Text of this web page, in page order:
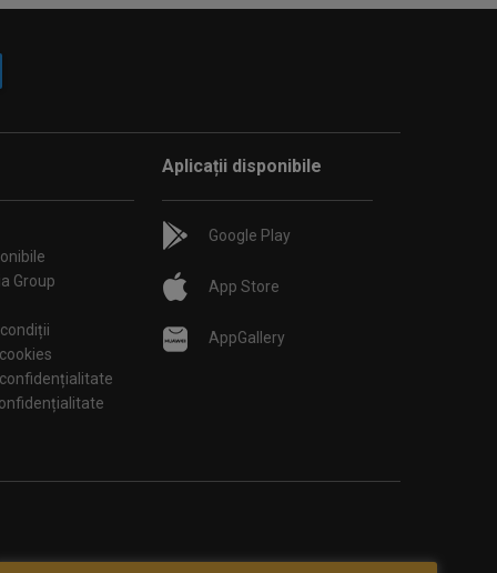
Group
de confidențialitate
Aplicații disponibile
Google Play
App Store
AppGallery